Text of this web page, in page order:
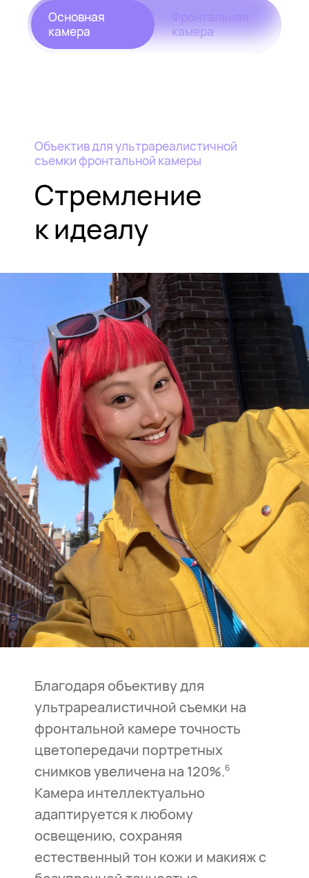
Основная
камера
Фронтальная
камера
Объектив для ультрареалистичной
съемки фронтальной камеры
Стремление
к идеалу
Благодаря объективу для
ультрареалистичной съемки на
фронтальной камере точность
цветопередачи портретных
снимков увеличена на 120%.6
Камера интеллектуально
адаптируется к любому
освещению, сохраняя
естественный тон кожи и макияж с